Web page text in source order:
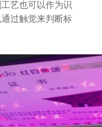
艺也可以作为识
过触觉来判断标